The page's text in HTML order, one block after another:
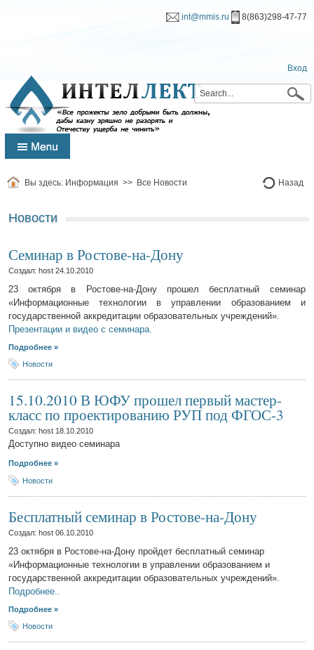
int@mmis.ru 8(863)298-47-77
Вход
Вы здесь: Информация >> Все Новости Назад
Новости
Семинар в Ростове-на-Дону
Создал: host 24.10.2010
23 октября в Ростове-на-Дону прошел бесплатный семинар
«Информационные технологии в управлении образованием и
государственной аккредитации образовательных учреждений».
Презентации и видео с семинара.
Подробнее »
Новости
15.10.2010 В ЮФУ прошел первый мастер-
класс по проектированию РУП под ФГОС-3
Создал: host 18.10.2010
Доступно видео семинара
Подробнее »
Новости
Бесплатный семинар в Ростове-на-Дону
Создал: host 06.10.2010
23 октября в Ростове-на-Дону пройдет бесплатный семинар
«Информационные технологии в управлении образованием и
государственной аккредитации образовательных учреждений».
Подробнее..
Подробнее »
Новости